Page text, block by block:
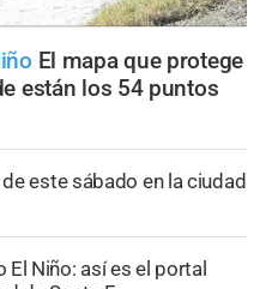
El mapa que protege
están los 54 puntos
este sábado en la ciudad
El Niño: así es el portal